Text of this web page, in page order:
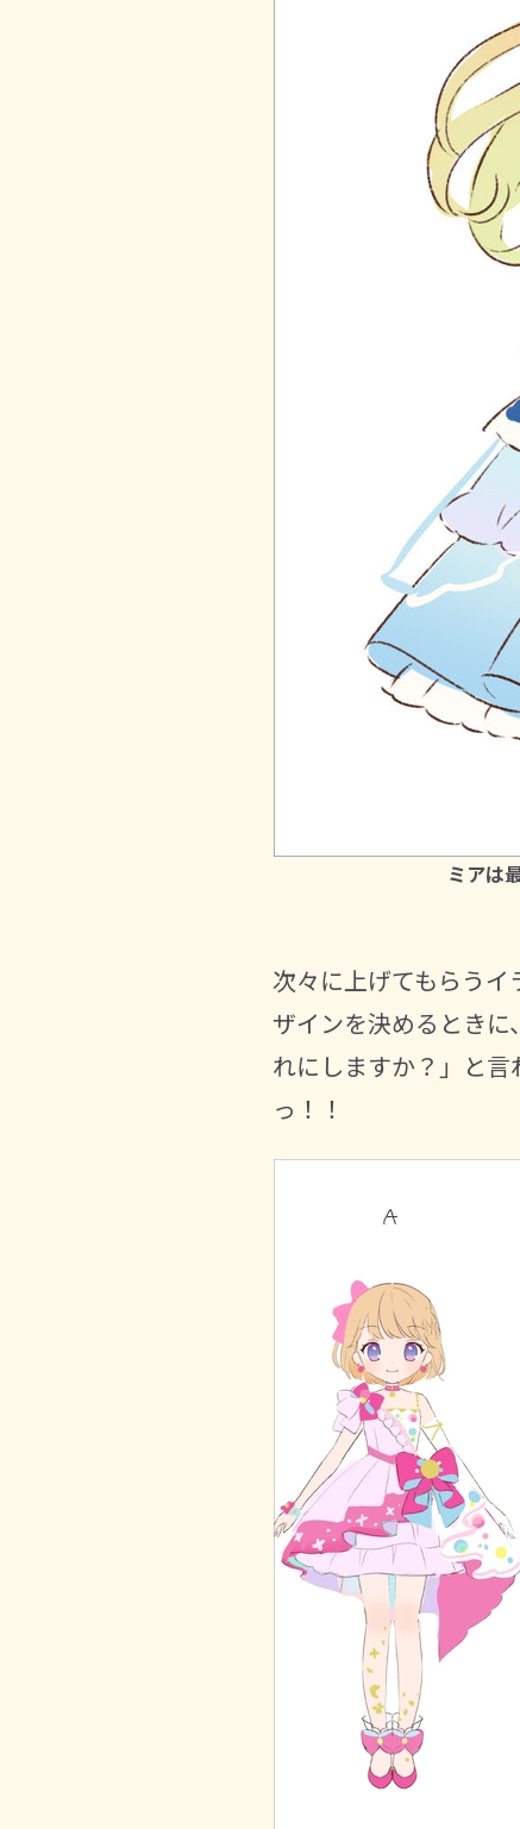
ミアは
次々に上げてもらう
ザインを決めるとき
れにしますか？」と
っ！！